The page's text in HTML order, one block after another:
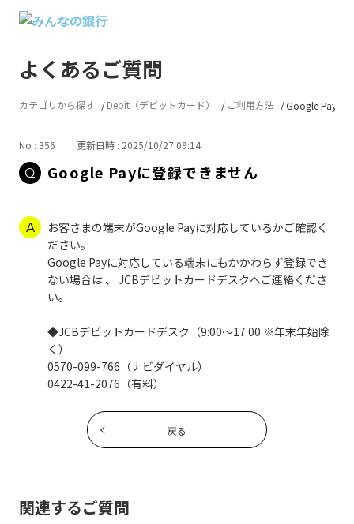
よくあるご質問
カテゴリから探す Debit（デビットカード） ご利用方法 Google Payに
No : 356 更新日時 : 2025/10/27 09:14
Google Payに登録できません
お客さまの端末がGoogle Payに対応しているかご確認く
ださい。
Google Payに対応している端末にもかかわらず登録でき
ない場合は 、 JCBデビットカードデスクへご連絡くださ
い。
◆JCBデビットカードデスク（9:00～17:00 ※年末年始除
く）
0570-099-766（ナビダイヤル）
0422-41-2076（有料）
戻る
関連するご質問